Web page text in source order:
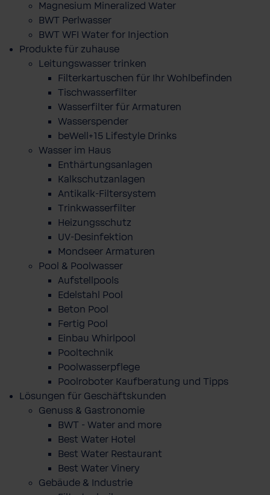
Magnesium Mineralized Water
BWT Perlwasser
BWT WFI Water for Injection
Produkte für zuhause
Leitungswasser trinken
Filterkartuschen für Ihr Wohlbefinden
Tischwasserfilter
Wasserfilter für Armaturen
Wasserspender
beWell+15 Lifestyle Drinks
Wasser im Haus
Enthärtungsanlagen
Kalkschutzanlagen
Antikalk-Filtersystem
Trinkwasserfilter
Heizungsschutz
UV-Desinfektion
Mondseer Armaturen
Pool & Poolwasser
Aufstellpools
Edelstahl Pool
Beton Pool
Fertig Pool
Einbau Whirlpool
Pooltechnik
Poolwasserpflege
Poolroboter Kaufberatung und Tipps
Lösungen für Geschäftskunden
Genuss & Gastronomie
BWT - Water and more
Best Water Hotel
Best Water Restaurant
Best Water Vinery
Gebäude & Industrie